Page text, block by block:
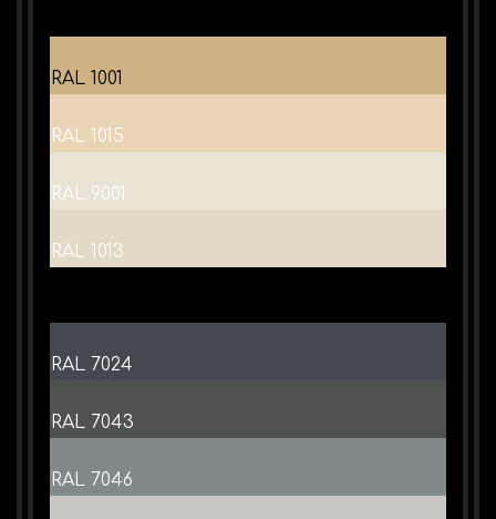
RAL 1001
RAL 1015
RAL 9001
RAL 1013
RAL 7024
RAL 7043
RAL 7046